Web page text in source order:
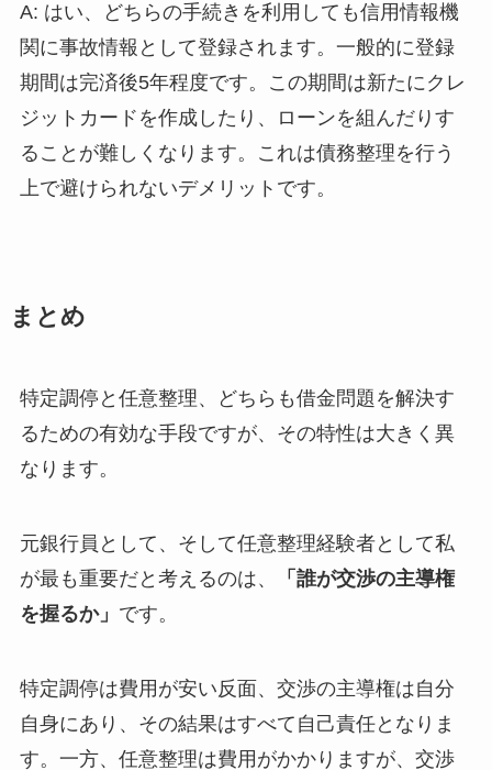
A: はい、どちらの手続きを利用しても信用情報機
関に事故情報として登録されます。一般的に登録
期間は完済後5年程度です。この期間は新たにクレ
ジットカードを作成したり、ローンを組んだりす
ることが難しくなります。これは債務整理を行う
上で避けられないデメリットです。
まとめ
特定調停と任意整理、どちらも借金問題を解決す
るための有効な手段ですが、その特性は大きく異
なります。
元銀行員として、そして任意整理経験者として私
が最も重要だと考えるのは、
「誰が交渉の主導権
を握るか」 です。
特定調停は費用が安い反面、交渉の主導権は自分
自身にあり、その結果はすべて自己責任となりま
す。一方、任意整理は費用がかかりますが、交渉